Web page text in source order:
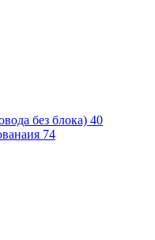
без блока) 40
74